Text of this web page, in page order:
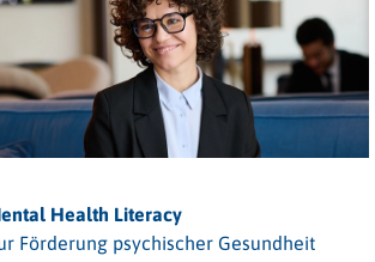
Health Literacy
Förderung psychischer Gesundheit